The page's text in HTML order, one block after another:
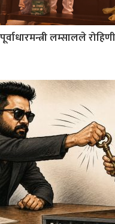
पूर्वाधारमन्त्री लम्सालले